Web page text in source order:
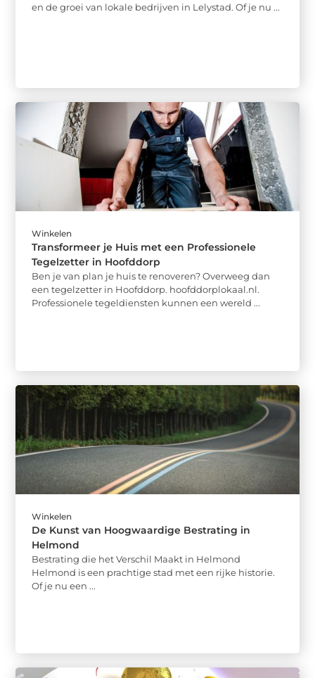
en de groei van lokale bedrijven in Lelystad. Of je nu ...
Winkelen
Transformeer je Huis met een Professionele
Tegelzetter in Hoofddorp
Ben je van plan je huis te renoveren? Overweeg dan
een tegelzetter in Hoofddorp. hoofddorplokaal.nl.
Professionele tegeldiensten kunnen een wereld ...
Winkelen
De Kunst van Hoogwaardige Bestrating in
Helmond
Bestrating die het Verschil Maakt in Helmond
Helmond is een prachtige stad met een rijke historie.
Of je nu een ...